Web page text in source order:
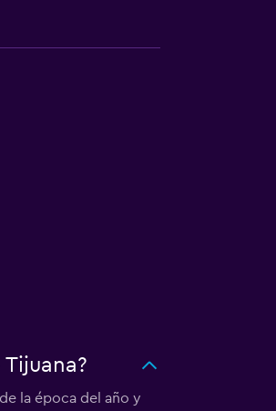
la época del año y